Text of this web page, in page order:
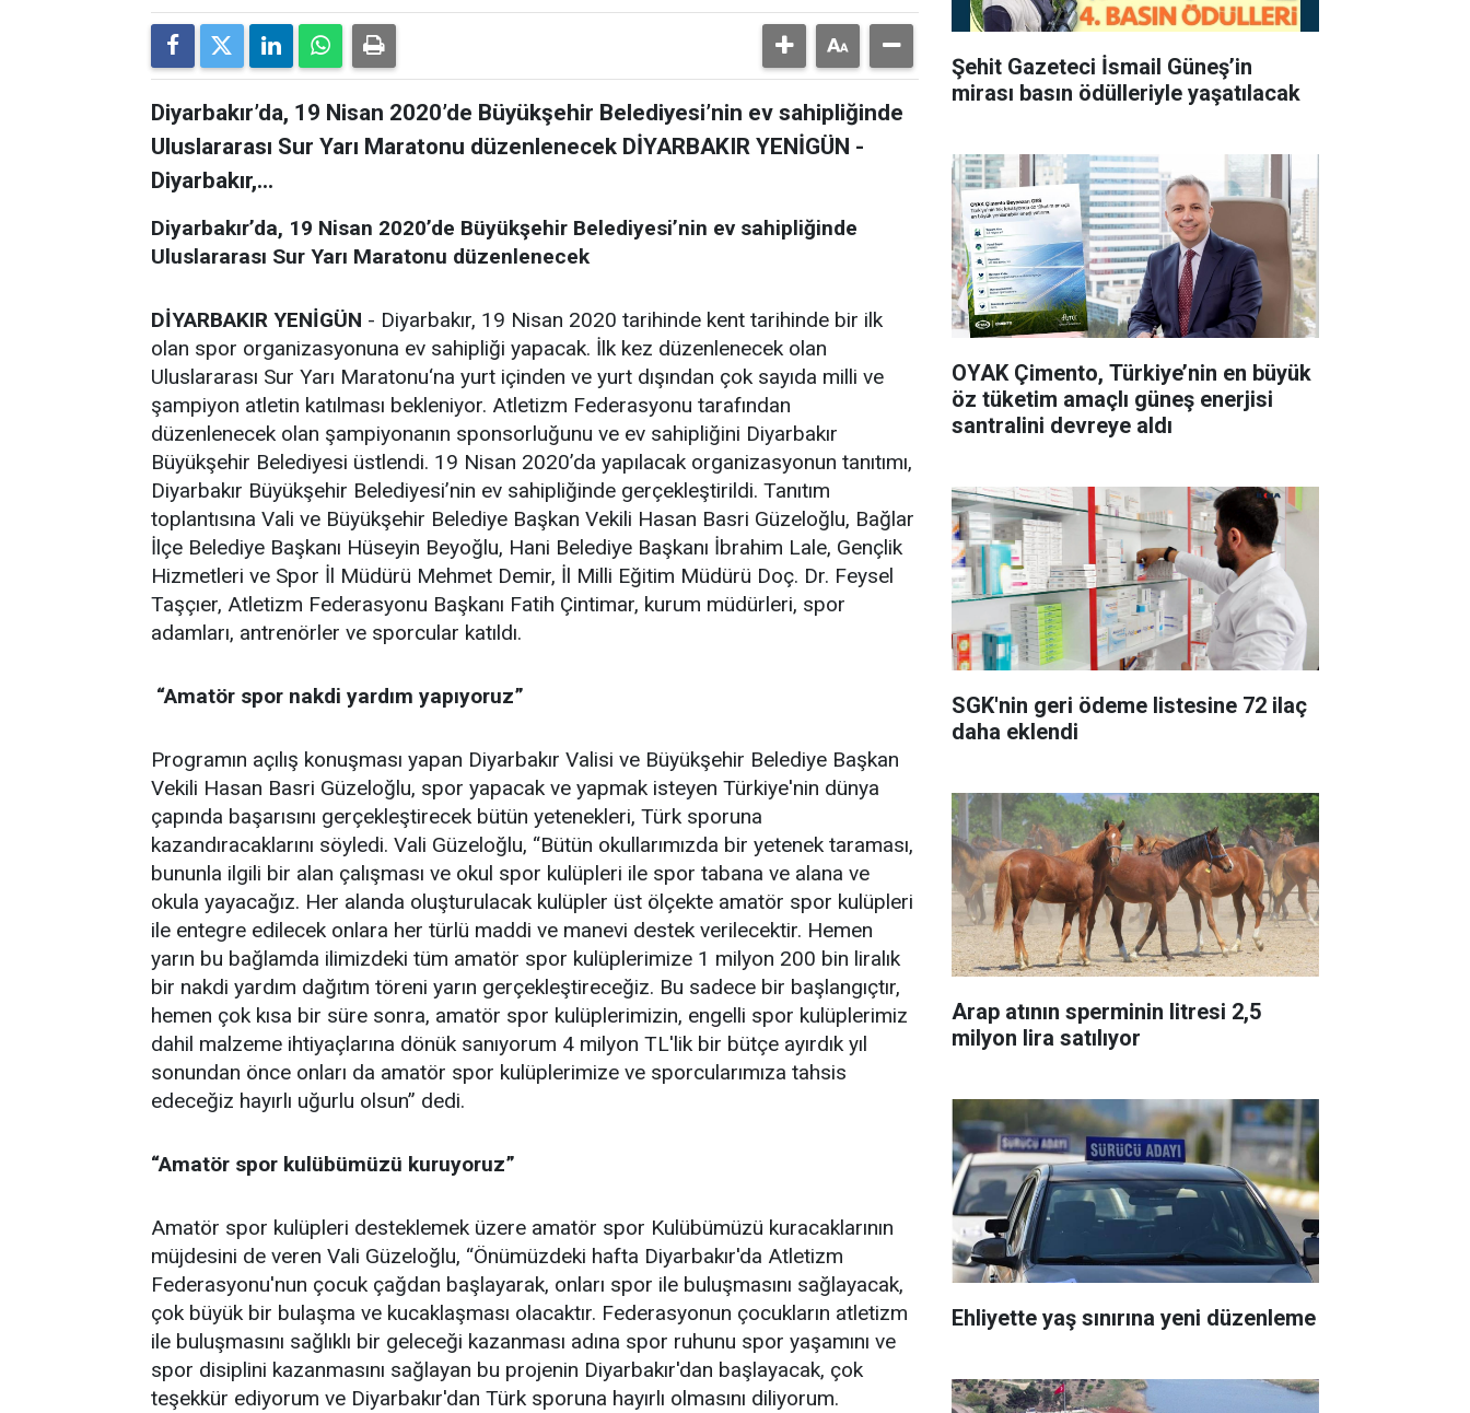
Diyarbakır’da, 19 Nisan 2020’de Büyükşehir Belediyesi’nin ev sahipliğinde
Uluslararası Sur Yarı Maratonu düzenlenecek DİYARBAKIR YENİGÜN -
Diyarbakır,...
Diyarbakır’da, 19 Nisan 2020’de Büyükşehir Belediyesi’nin ev sahipliğinde
Uluslararası Sur Yarı Maratonu düzenlenecek
DİYARBAKIR YENİGÜN - Diyarbakır, 19 Nisan 2020 tarihinde kent tarihinde bir ilk
olan spor organizasyonuna ev sahipliği yapacak. İlk kez düzenlenecek olan
Uluslararası Sur Yarı Maratonu‘na yurt içinden ve yurt dışından çok sayıda milli ve
şampiyon atletin katılması bekleniyor. Atletizm Federasyonu tarafından
düzenlenecek olan şampiyonanın sponsorluğunu ve ev sahipliğini Diyarbakır
Büyükşehir Belediyesi üstlendi. 19 Nisan 2020’da yapılacak organizasyonun tanıtımı,
Diyarbakır Büyükşehir Belediyesi’nin ev sahipliğinde gerçekleştirildi. Tanıtım
toplantısına Vali ve Büyükşehir Belediye Başkan Vekili Hasan Basri Güzeloğlu, Bağlar
İlçe Belediye Başkanı Hüseyin Beyoğlu, Hani Belediye Başkanı İbrahim Lale, Gençlik
Hizmetleri ve Spor İl Müdürü Mehmet Demir, İl Milli Eğitim Müdürü Doç. Dr. Feysel
Taşçıer, Atletizm Federasyonu Başkanı Fatih Çintimar, kurum müdürleri, spor
adamları, antrenörler ve sporcular katıldı.
“Amatör spor nakdi yardım yapıyoruz”
Programın açılış konuşması yapan Diyarbakır Valisi ve Büyükşehir Belediye Başkan
Vekili Hasan Basri Güzeloğlu, spor yapacak ve yapmak isteyen Türkiye'nin dünya
çapında başarısını gerçekleştirecek bütün yetenekleri, Türk sporuna
kazandıracaklarını söyledi. Vali Güzeloğlu, “Bütün okullarımızda bir yetenek taraması,
bununla ilgili bir alan çalışması ve okul spor kulüpleri ile spor tabana ve alana ve
okula yayacağız. Her alanda oluşturulacak kulüpler üst ölçekte amatör spor kulüpleri
ile entegre edilecek onlara her türlü maddi ve manevi destek verilecektir. Hemen
yarın bu bağlamda ilimizdeki tüm amatör spor kulüplerimize 1 milyon 200 bin liralık
bir nakdi yardım dağıtım töreni yarın gerçekleştireceğiz. Bu sadece bir başlangıçtır,
hemen çok kısa bir süre sonra, amatör spor kulüplerimizin, engelli spor kulüplerimiz
dahil malzeme ihtiyaçlarına dönük sanıyorum 4 milyon TL'lik bir bütçe ayırdık yıl
sonundan önce onları da amatör spor kulüplerimize ve sporcularımıza tahsis
edeceğiz hayırlı uğurlu olsun” dedi.
“Amatör spor kulübümüzü kuruyoruz”
Amatör spor kulüpleri desteklemek üzere amatör spor Kulübümüzü kuracaklarının
müjdesini de veren Vali Güzeloğlu, “Önümüzdeki hafta Diyarbakır'da Atletizm
Federasyonu'nun çocuk çağdan başlayarak, onları spor ile buluşmasını sağlayacak,
çok büyük bir bulaşma ve kucaklaşması olacaktır. Federasyonun çocukların atletizm
ile buluşmasını sağlıklı bir geleceği kazanması adına spor ruhunu spor yaşamını ve
spor disiplini kazanmasını sağlayan bu projenin Diyarbakır'dan başlayacak, çok
teşekkür ediyorum ve Diyarbakır'dan Türk sporuna hayırlı olmasını diliyorum.
Şehit Gazeteci İsmail Güneş’in
mirası basın ödülleriyle yaşatılacak
OYAK Çimento, Türkiye’nin en büyük
öz tüketim amaçlı güneş enerjisi
santralini devreye aldı
SGK'nin geri ödeme listesine 72 ilaç
daha eklendi
Arap atının sperminin litresi 2,5
milyon lira satılıyor
Ehliyette yaş sınırına yeni düzenleme